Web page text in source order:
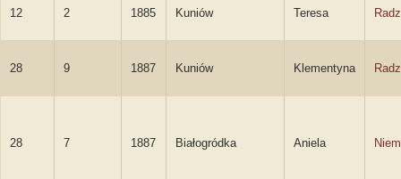
12 2 1885 Kuniów Teresa
28 9 1887 Kuniów Klementyna
28 7 1887 Białogródka Aniela